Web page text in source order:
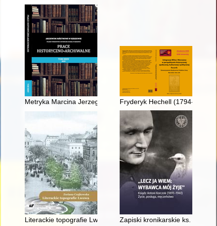
Metryka Marcina Jerzego Lubomirskiego : przyczynek do
Fryderyk Hechell (1794-1851)
Literackie topografie Lwowa : szkice komparatystyczne
Zapiski kronikarskie ks.